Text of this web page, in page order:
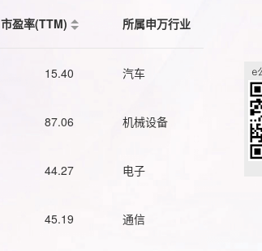
市盈率(TTM) 所属申万行业
15.40 汽车
87.06 机械设备
44.27 电子
45.19 通信